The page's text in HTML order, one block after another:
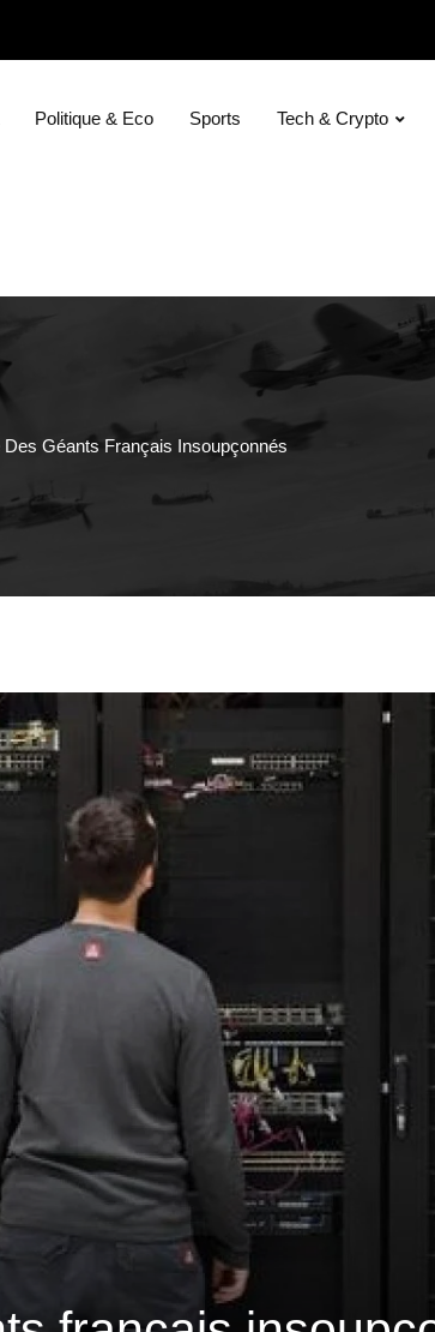
Politique & Eco Sports Tech & Crypto
Des Géants Français Insoupçonnés